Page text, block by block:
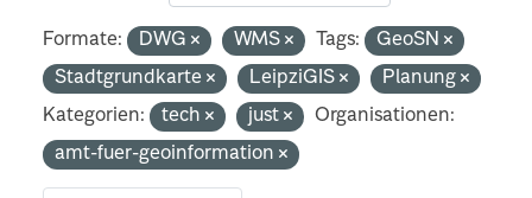
Formate: DWG WMS Tags:
GeoSN
Stadtgrundkarte
LeipziGIS
Planung
Kategorien:
tech just
Organisationen:
amt-fuer-geoinformation